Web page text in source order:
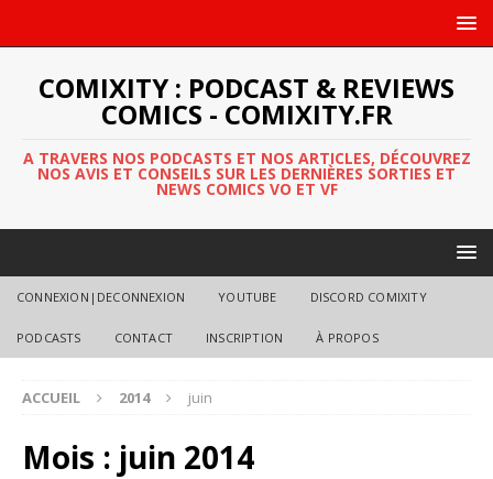
COMIXITY : PODCAST & REVIEWS
COMICS - COMIXITY.FR
A TRAVERS NOS PODCASTS ET NOS ARTICLES, DÉCOUVREZ
NOS AVIS ET CONSEILS SUR LES DERNIÈRES SORTIES ET
NEWS COMICS VO ET VF
CONNEXION|DECONNEXION YOUTUBE DISCORD COMIXITY
PODCASTS CONTACT INSCRIPTION À PROPOS
ACCUEIL 2014 juin
Mois : juin 2014